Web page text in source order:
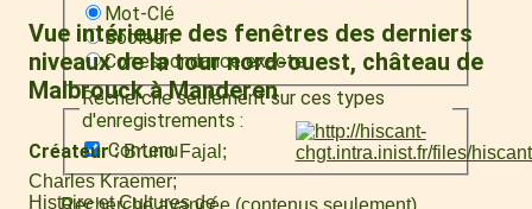
Mot-Clé
Booléen
Correspondance exacte
Recherche seulement sur ces types
d'enregistrements :
Contenu
Vue intérieure des fenêtres des derniers
niveaux de la tour nord-ouest, château de
Malbrouck à Manderen
Créateur
Bruno Fajal
Charles Kraemer
Histoire et Cultures de